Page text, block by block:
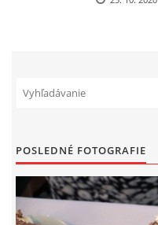
POSLEDNÉ FOTOGRAFIE